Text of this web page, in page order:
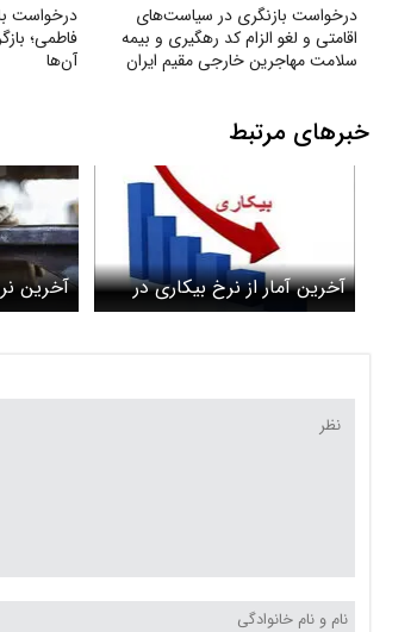
درخواست بازنگری در سیاست‌های
اقامتی و لغو الزام کد رهگیری و بیمه
سلامت مهاجرین خارجی مقیم ایران
درخواست
فاطمی؛
آن‌ها
خبرهای مرتبط
آخرین آمار از نرخ بیکاری در
کشور
آخرین
اعلام شد